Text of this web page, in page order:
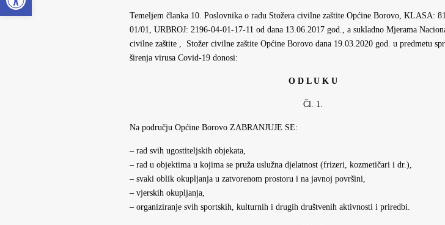
Temeljem članka 10. Poslovnika o radu Stožera civilne zaštite Općine Borovo, KLASA:
01/01, URBROJ: 2196-04-01-17-11 od dana 13.06.2017 god., a sukladno Mjerama
civilne zaštite , Stožer civilne zaštite Općine Borovo dana 19.03.2020 god. u predmetu
širenja virusa Covid-19 donosi:
O D L U K U
Čl. 1.
Na području Općine Borovo ZABRANJUJE SE:
– rad svih ugostiteljskih objekata,
– rad u objektima u kojima se pruža uslužna djelatnost (frizeri, kozmetičari i dr.),
– svaki oblik okupljanja u zatvorenom prostoru i na javnoj površini,
– vjerskih okupljanja,
– organiziranje svih sportskih, kulturnih i drugih društvenih aktivnosti i priredbi.